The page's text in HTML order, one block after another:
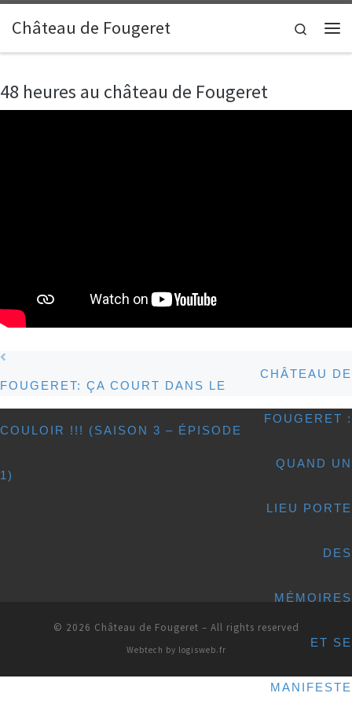
Skip to content
Château de Fougeret
Search
48 heures au château de Fougeret
Post navigation
FOUGERET: ÇA COURT DANS LE
COULOIR !!! (SAISON 3 – ÉPISODE
1)
CHÂTEAU DE
FOUGERET :
QUAND UN
LIEU PORTE
DES
MÉMOIRES
ET SE
MANIFESTE
© 2026 Château de Fougeret – All rights reserved
Webtech by logisweb.fr